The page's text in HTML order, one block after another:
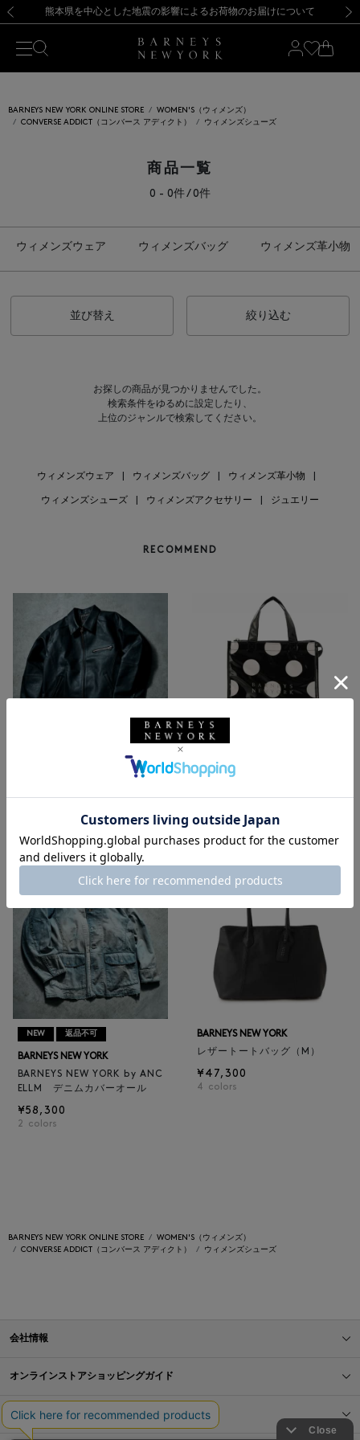
新規登録のお客様も対象！＜MY BARNEYS＞会員のお客様は11,000円（税込）以上のお買上げで常時送料無料！お買い物の際は会員登録を！
【夏季休業に伴う返品・交換承り一時停止のお知らせ】（2026.8.5）
熊本県を中心とした地震の影響によるお荷物のお届けについて
【開催中】SUMMER SALEのご案内・ご注意事項 新規登録のお客様も対象！＜MY BARNEYS＞会員のお客様は11,000円（税込）以上のお買上げで常時送料無料！お買い物の際は会員登録を！
【夏季休業に伴う返品・交換承り一時停止のお知らせ】（2026.8.5）
BARNEYS NEW YORK ONLINE STORE
WOMEN'S（ウィメンズ）
CONVERSE ADDICT（コンバース アディクト）
ウィメンズシューズ
商品一覧
0 - 0件 / 0件
ウィメンズウェア ウィメンズバッグ ウィメンズ革小物
並び替え 絞り込む
お探しの商品が見つかりませんでした。
検索条件をゆるめに設定したり、
上位のジャンルで検索してください。
ウィメンズウェア ウィメンズバッグ ウィメンズ革小物
ウィメンズシューズ ウィメンズアクセサリー ジュエリー
RECOMMEND
ELLM ホースレザーブルゾン
¥165,000
NEW
グ／ドット柄
¥6,600
NEW 返品不可
BARNEYS NEW YORK
BARNEYS NEW YORK by ANC
ELLM デニムカバーオール
¥58,300
2 colors
BARNEYS NEW YORK
レザートートバッグ（M）
¥47,300
4 colors
BARNEYS NEW YORK ONLINE STORE
WOMEN'S（ウィメンズ）
CONVERSE ADDICT（コンバース アディクト）
ウィメンズシューズ
会社情報
オンラインストアショッピングガイド
店舗情報